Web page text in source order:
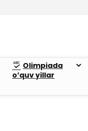
Olimpiada
o’quv yillar